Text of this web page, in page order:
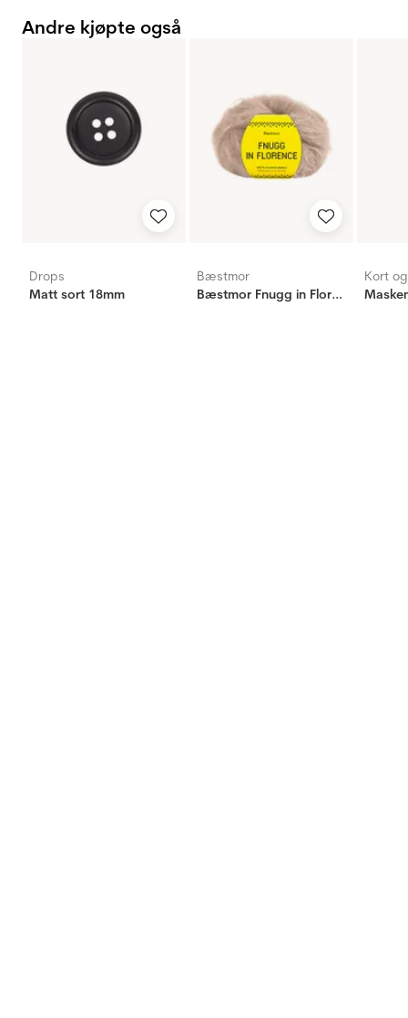
Andre kjøpte også
Drops
Matt sort 18mm
Bæstmor
Bæstmor Fnugg in Florence
Kort